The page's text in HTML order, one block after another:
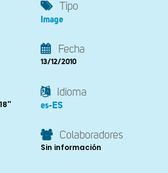
Tipo
Image
Fecha
13/12/2010
Idioma
es-ES
Colaboradores
Sin información